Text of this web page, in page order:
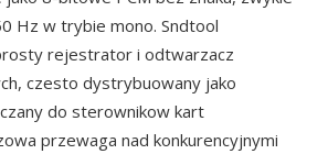
Hz w trybie mono. Sndtool
rejestrator i odtwarzacz
czesto dystrybuowany jako
do sterownikow kart
przewaga nad konkurencyjnymi